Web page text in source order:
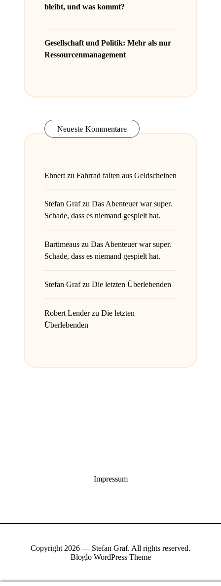
bleibt, und was kommt?
Gesellschaft und Politik: Mehr als nur
Ressourcenmanagement
Neueste Kommentare
Ehnertzu Fahrrad falten aus Geldscheinen
Stefan Grafzu Das Abenteuer war super.
Schade, dass es niemand gespielt hat.
Bartimeauszu Das Abenteuer war super.
Schade, dass es niemand gespielt hat.
Stefan Grafzu Die letzten Überlebenden
Robert Lenderzu Die letzten
Überlebenden
Impressum
Copyright 2026 — Stefan Graf. All rights reserved.
Bloglo WordPress Theme